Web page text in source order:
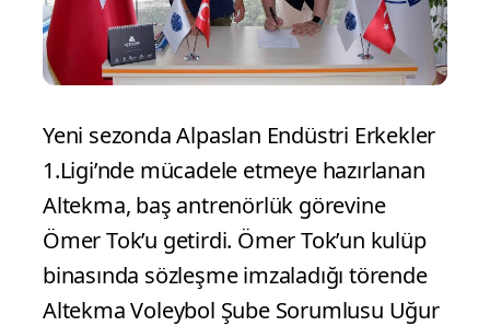
Yeni sezonda Alpaslan Endüstri Erkekler
1.Ligi’nde mücadele etmeye hazırlanan
Altekma, baş antrenörlük görevine
Ömer Tok’u getirdi. Ömer Tok’un kulüp
binasında sözleşme imzaladığı törende
Altekma Voleybol Şube Sorumlusu Uğur